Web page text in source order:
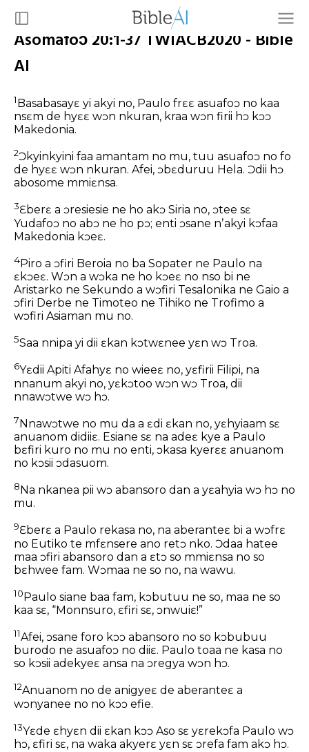
Asomafoɔ 20:1-37 TWIACB2020 - Bible
AI
1Basabasayɛ yi akyi no, Paulo frɛɛ asuafoɔ no kaa
nsɛm de hyɛɛ wɔn nkuran, kraa wɔn firii hɔ kɔɔ
Makedonia.
2Ɔkyinkyini faa amantam no mu, tuu asuafoɔ no fo
de hyɛɛ wɔn nkuran. Afei, ɔbɛduruu Hela. Ɔdii hɔ
abosome mmiɛnsa.
3Ɛberɛ a ɔresiesie ne ho akɔ Siria no, ɔtee sɛ
Yudafoɔ no abɔ ne ho pɔ; enti ɔsane nʼakyi kɔfaa
Makedonia kɔeɛ.
4Piro a ɔfiri Beroia no ba Sopater ne Paulo na
ɛkɔeɛ. Wɔn a wɔka ne ho kɔeɛ no nso bi ne
Aristarko ne Sekundo a wɔfiri Tesalonika ne Gaio a
ɔfiri Derbe ne Timoteo ne Tihiko ne Trofimo a
wɔfiri Asiaman mu no.
5Saa nnipa yi dii ɛkan kɔtwɛnee yɛn wɔ Troa.
6Yɛdii Apiti Afahyɛ no wieeɛ no, yɛfirii Filipi, na
nnanum akyi no, yɛkɔtoo wɔn wɔ Troa, dii
nnawɔtwe wɔ hɔ.
7Nnawɔtwe no mu da a ɛdi ɛkan no, yɛhyiaam sɛ
anuanom didiiɛ. Esiane sɛ na adeɛ kye a Paulo
bɛfiri kuro no mu no enti, ɔkasa kyerɛɛ anuanom
no kɔsii ɔdasuom.
8 Na nkanea pii wɔ abansoro dan a yɛahyia wɔ hɔ no
mu.
9Ɛberɛ a Paulo rekasa no, na aberanteɛ bi a wɔfrɛ
no Eutiko te mfɛnsere ano retɔ nko. Ɔdaa hatee
maa ɔfiri abansoro dan a ɛtɔ so mmiɛnsa no so
bɛhwee fam. Wɔmaa ne so no, na wawu.
10Paulo siane baa fam, kɔbutuu ne so, maa ne so
kaa sɛ, “Monnsuro, ɛfiri sɛ, ɔnwuiɛ!”
11Afei, ɔsane foro kɔɔ abansoro no so kɔbubuu
burodo ne asuafoɔ no diiɛ. Paulo toaa ne kasa no
so kɔsii adekyeɛ ansa na ɔregya wɔn hɔ.
12Anuanom no de anigyeɛ de aberanteɛ a
wɔnyanee no no kɔɔ efie.
13Yɛde ɛhyɛn dii ɛkan kɔɔ Aso sɛ yɛrekɔfa Paulo wɔ
hɔ, ɛfiri sɛ, na waka akyerɛ yɛn sɛ ɔrefa fam akɔ hɔ.